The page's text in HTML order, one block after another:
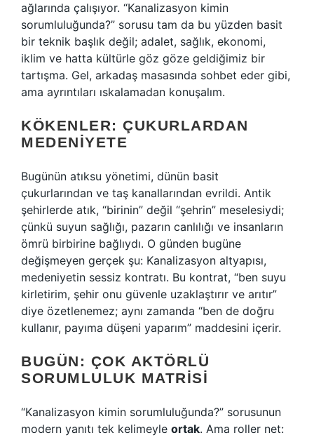
ağlarında çalışıyor. “Kanalizasyon kimin
sorumluluğunda?” sorusu tam da bu yüzden basit
bir teknik başlık değil; adalet, sağlık, ekonomi,
iklim ve hatta kültürle göz göze geldiğimiz bir
tartışma. Gel, arkadaş masasında sohbet eder gibi,
ama ayrıntıları ıskalamadan konuşalım.
KÖKENLER: ÇUKURLARDAN
MEDENIYETE
Bugünün atıksu yönetimi, dünün basit
çukurlarından ve taş kanallarından evrildi. Antik
şehirlerde atık, “birinin” değil “şehrin” meselesiydi;
çünkü suyun sağlığı, pazarın canlılığı ve insanların
ömrü birbirine bağlıydı. O günden bugüne
değişmeyen gerçek şu: Kanalizasyon altyapısı,
medeniyetin sessiz kontratı. Bu kontrat, “ben suyu
kirletirim, şehir onu güvenle uzaklaştırır ve arıtır”
diye özetlenemez; aynı zamanda “ben de doğru
kullanır, payıma düşeni yaparım” maddesini içerir.
BUGÜN: ÇOK AKTÖRLÜ
SORUMLULUK MATRISI
“Kanalizasyon kimin sorumluluğunda?” sorusunun
modern yanıtı tek kelimeyle ortak. Ama roller net: